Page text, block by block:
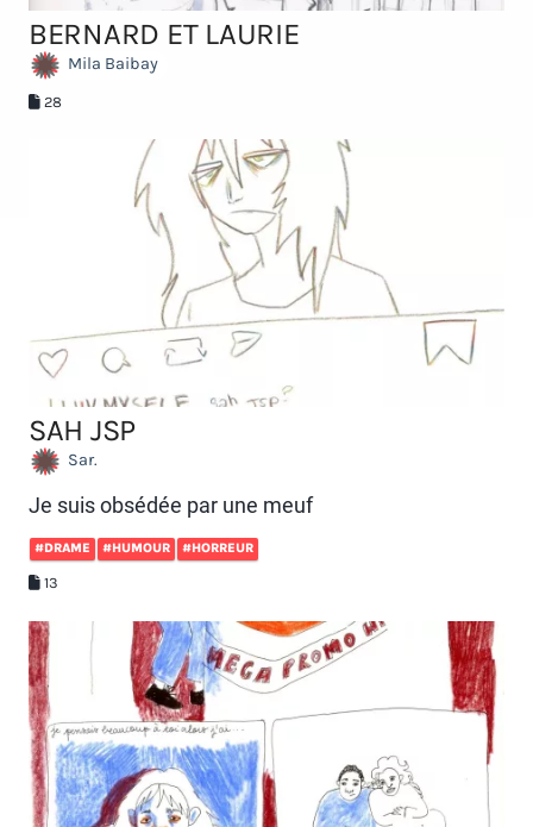
BERNARD ET LAURIE
Mila Baibay
28
SAH JSP
Sar.
Je suis obsédée par une meuf
#DRAME #HUMOUR #HORREUR
13